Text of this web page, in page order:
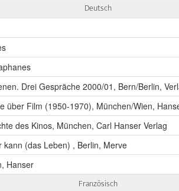
Deutsch
Drei Gespräche 2000/01, Bern/Berlin,
über Film (1950-1970), München/Wien,
des Kinos, München, Carl Hanser Verlag
kann (das Leben) , Berlin, Merve
Hanser
Französisch